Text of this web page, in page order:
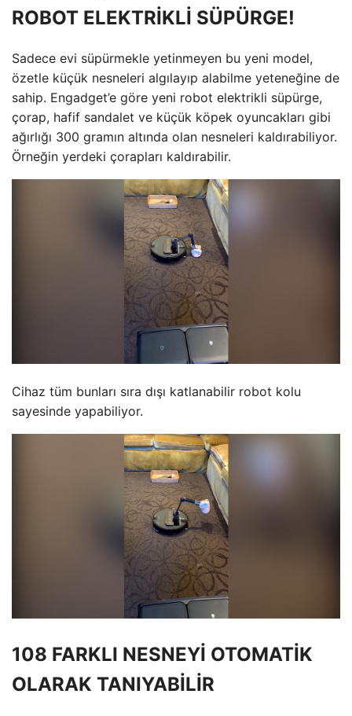
ROBOT ELEKTRİKLİ SÜPÜRGE!
Sadece evi süpürmekle yetinmeyen bu yeni model,
özetle küçük nesneleri algılayıp alabilme yeteneğine de
sahip. Engadget’e göre yeni robot elektrikli süpürge,
çorap, hafif sandalet ve küçük köpek oyuncakları gibi
ağırlığı 300 gramın altında olan nesneleri kaldırabiliyor.
Örneğin yerdeki çorapları kaldırabilir.
Cihaz tüm bunları sıra dışı katlanabilir robot kolu
sayesinde yapabiliyor.
108 FARKLI NESNEYİ OTOMATİK
OLARAK TANIYABİLİR